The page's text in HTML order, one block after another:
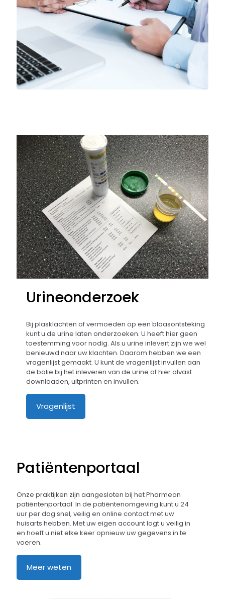
Urineonderzoek
Bij plasklachten of vermoeden op een blaasontsteking
kunt u de urine laten onderzoeken. U heeft hier geen
toestemming voor nodig. Als u urine inlevert zijn we wel
benieuwd naar uw klachten. Daarom hebben we een
vragenlijst gemaakt. U kunt de vragenlijst invullen aan
de balie bij het inleveren van de urine of hier alvast
downloaden, uitprinten en invullen.
Vragenlijst
Patiëntenportaal
Onze praktijken zijn aangesloten bij het Pharmeon
patiëntenportaal. In de patiëntenomgeving kunt u 24
uur per dag snel, veilig en online contact met uw
huisarts hebben. Met uw eigen account logt u veilig in
en hoeft u niet elke keer opnieuw uw gegevens in te
voeren.
Meer weten